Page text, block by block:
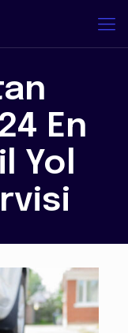
En
Yol